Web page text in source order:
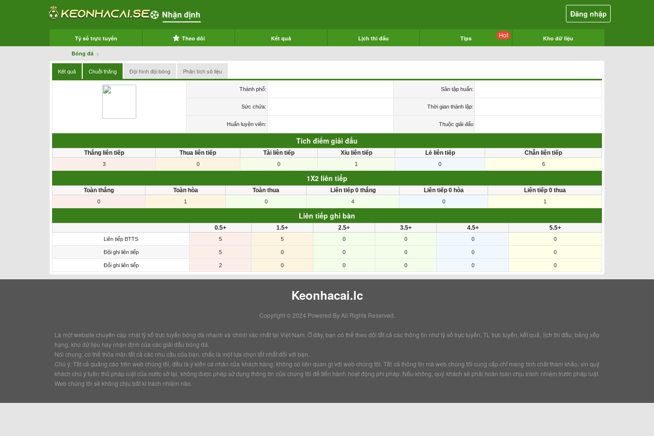
Đăng nhập
Nhận định
Tỷ số trực tuyến Theo dõi Kết quả Lịch thi đấu Tips Hot Kho dữ liệu
Bóng đá >
Kết quả Chuỗi thắng Đội hình đội bóng Phân tích số liệu
Thành phố: Sân tập huấn:
Sức chứa: Thời gian thành lập:
Huấn luyện viên: Thuộc giải đấu
Tích điểm giải đấu
Thắng liên tiếp Thua liên tiếp Tài liên tiếp Xỉu liên tiếp Lẻ liên tiếp Chẵn liên tiếp
3 0 0 1 0 6
1X2 liên tiếp
Toàn thắng Toàn hòa Toàn thua Liên tiếp 0 thắng Liên tiếp 0 hòa Liên tiếp 0 thua
0 1 0 4 0 1
Liên tiếp ghi bàn
0.5+ 1.5+ 2.5+ 3.5+ 4.5+ 5.5+
Liên tiếp BTTS 5 5 0 0 0 0
Đội ghi liên tiếp 5 0 0 0 0 0
Đối ghi liên tiếp 2 0 0 0 0 0
Keonhacai.lc
Copyright © 2024 Powered By All Rights Reserved.
Là một website chuyên cập nhật tỷ số trực tuyến bóng đá nhanh và chính xác nhất tại Việt Nam. Ở đây, bạn có thể theo dõi tất cả các thông tin như tỷ số trực tuyến, TL trực tuyến, kết quả, lịch thi đấu, bảng xếp
hạng, kho dữ liệu hay nhận định của các giải đấu bóng đá.
Nói chung, có thể thỏa mãn tất cả các nhu cầu của bạn, chắc là một lựa chọn tốt nhất đối với bạn.
Chú ý: Tất cả quảng cáo trên web chúng tôi, đều là ý kiến cá nhân của khách hàng, không có liên quan gì với web chúng tôi. Tất cả thông tin mà web chúng tôi cung cấp chỉ mang tính chất tham khảo, xin quý
khách chú ý tuân thủ pháp luật của nước sở tại, không được phép sử dụng thông tin của chúng tôi để tiến hành hoạt động phi pháp. Nếu không, quý khách sẽ phải hoàn toàn chịu trách nhiệm trước pháp luật.
Web chúng tôi sẽ không chịu bất kì trách nhiệm nào.